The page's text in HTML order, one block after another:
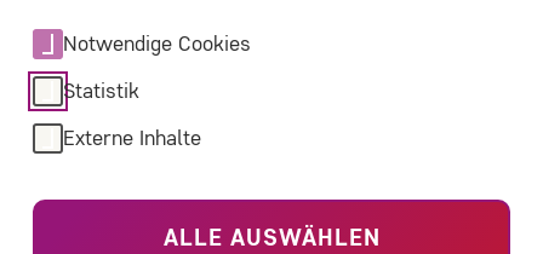
zugänglicher machen. Die ACHSE bringt die
Perspektive der Menschen mit Seltenen
Erkrankungen ein.
Notwendige Cookies
Statistik
Externe Inhalte
ALLE AUSWÄHLEN